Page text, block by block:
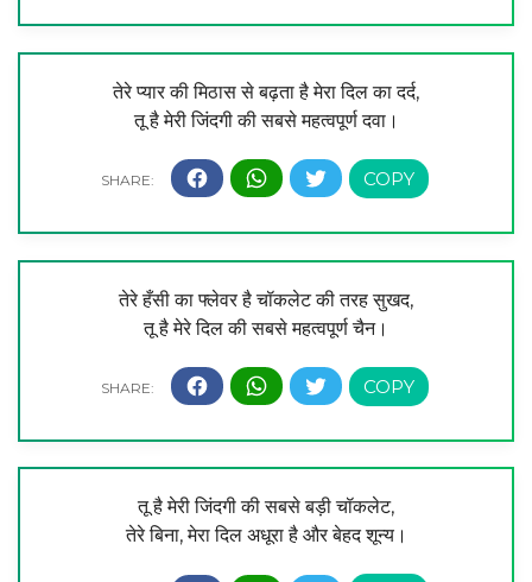
तेरे प्यार की मिठास से बढ़ता है मेरा दिल का दर्द,
तू है मेरी जिंदगी की सबसे महत्वपूर्ण दवा।
तेरे हँसी का फ्लेवर है चॉकलेट की तरह सुखद,
तू है मेरे दिल की सबसे महत्वपूर्ण चैन।
तू है मेरी जिंदगी की सबसे बड़ी चॉकलेट,
तेरे बिना, मेरा दिल अधूरा है और बेहद शून्य।